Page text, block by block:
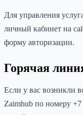
Для управления
личный кабинет на
форму авторизации.
Горячая
Если у вас возникли
Zaimhub по номеру